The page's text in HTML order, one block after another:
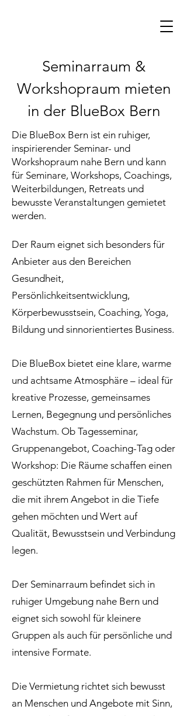
Seminarraum &
Workshopraum mieten
in der BlueBox Bern
Die BlueBox Bern ist ein ruhiger,
inspirierender Seminar- und
Workshopraum nahe Bern und kann
für Seminare, Workshops, Coachings,
Weiterbildungen, Retreats und
bewusste Veranstaltungen gemietet
werden.
Der Raum eignet sich besonders für
Anbieter aus den Bereichen
Gesundheit,
Persönlichkeitsentwicklung,
Körperbewusstsein, Coaching, Yoga,
Bildung und sinnorientiertes Business.
Die BlueBox bietet eine klare, warme
und achtsame Atmosphäre – ideal für
kreative Prozesse, gemeinsames
Lernen, Begegnung und persönliches
Wachstum. Ob Tagesseminar,
Gruppenangebot, Coaching-Tag oder
Workshop: Die Räume schaffen einen
geschützten Rahmen für Menschen,
die mit ihrem Angebot in die Tiefe
gehen möchten und Wert auf
Qualität, Bewusstsein und Verbindung
legen.
Der Seminarraum befindet sich in
ruhiger Umgebung nahe Bern und
eignet sich sowohl für kleinere
Gruppen als auch für persönliche und
intensive Formate.
Die Vermietung richtet sich bewusst
an Menschen und Angebote mit Sinn,